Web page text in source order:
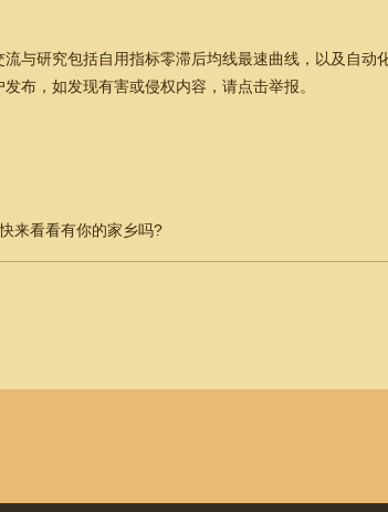
与研究包括自用指标零滞后均线最速曲线，以及自
布，如发现有害或侵权内容，请点击举报。
来看看有你的家乡吗?